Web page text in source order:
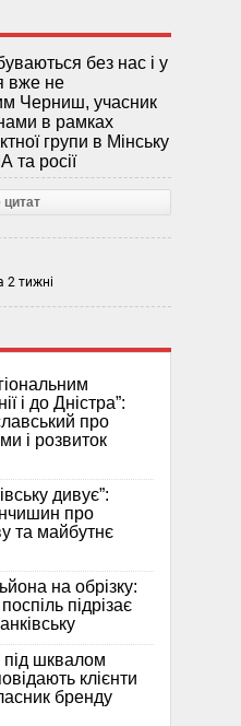
без нас і у
вже не
Черниш, учасник
в рамках
групи в Мінську
росії
цитат
2 тижні
і до Дністра”:
про
і розвиток
дивує”:
про
та майбутнє
на обрізку:
підрізає
під шквалом
клієнти
бренду